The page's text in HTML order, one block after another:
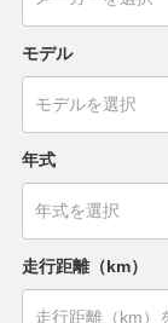
モデル
年式
走行距離（km）